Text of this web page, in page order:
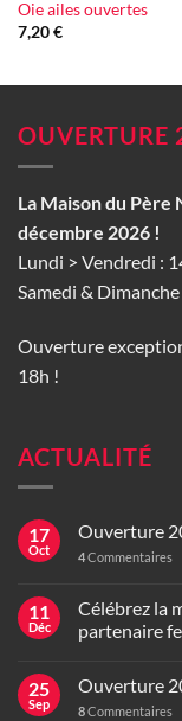
Oie ailes ouvertes
7,20€
OUVERTURE
La Maison du Père
décembre 2026 !
Lundi > Vendredi :
Samedi &
Ouverture
18h !
ACTUALITÉ
17
Oct
Ouverture
4Commentaires
11
Déc
Célébrez la
partenaire
25
Sep
Ouverture
8Commentaires